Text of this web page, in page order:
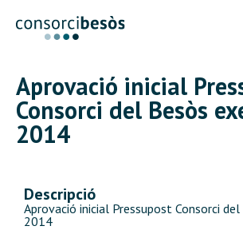
Aprovació inicial
Consorci del Besòs
2014
Descripció
Aprovació inicial Pressupost Consorci del
2014